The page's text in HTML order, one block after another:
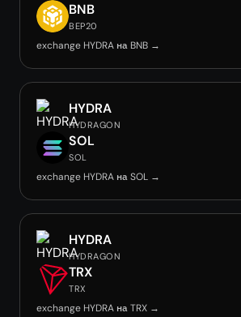
BNB
BEP20
exchange HYDRA на BNB →
HYDRA
HYDRAGON
SOL
SOL
exchange HYDRA на SOL →
HYDRA
HYDRAGON
TRX
TRX
exchange HYDRA на TRX →